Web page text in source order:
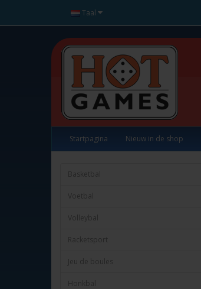
Taal
Startpagina Nieuw in de shop
Basketbal
Voetbal
Volleybal
Racketsport
Jeu de boules
Honkbal